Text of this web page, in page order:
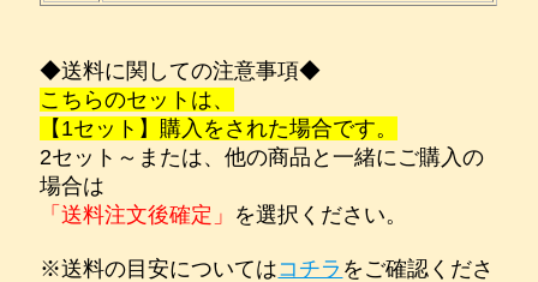
◆送料に関しての注意事項◆
こちらのセットは、
【1セット】購入をされた場合です。
2セット～または、他の商品と一緒にご購入の
場合は
「送料注文後確定」 を選択ください。
※送料の目安についてはコチラ をご確認くださ